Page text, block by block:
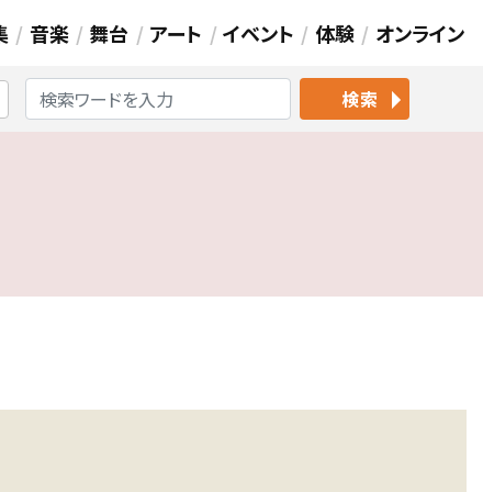
音楽 舞台 アート イベント 体験 オンライン
検索